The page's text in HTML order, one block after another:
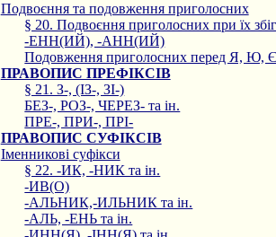
Подвоєння та подовження приголосних
§ 20. Подвоєння приголосних при їх
-ЕНН(ИЙ), -АНН(ИЙ)
Подовження приголосних перед Я, Ю,
ПРАВОПИС ПРЕФІКСІВ
§ 21. З-, (ІЗ-, ЗІ-)
БЕЗ-, РОЗ-, ЧЕРЕЗ- та ін.
ПРЕ-, ПРИ-, ПРІ-
ПРАВОПИС СУФІКСІВ
Іменникові суфікси
§ 22. -ИК, -НИК та ін.
-ИВ(О)
-АЛЬНИК,-ИЛЬНИК та ін.
-АЛЬ, -ЕНЬ та ін.